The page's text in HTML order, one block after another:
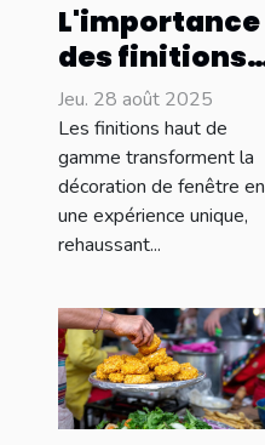
L'importance
des finitions
haut de
gamme pour
vos
décorations
de fenêtre
Jeu. 28 août 2025
Les finitions haut de
gamme transforment la
décoration de fenêtre en
une expérience unique,
rehaussant...